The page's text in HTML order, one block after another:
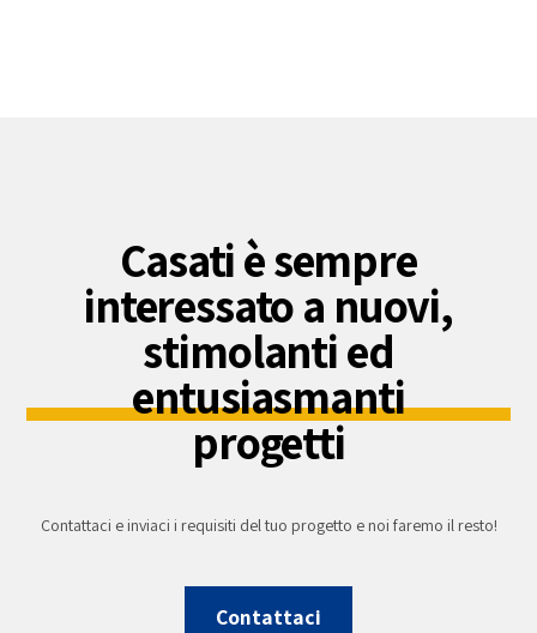
Casati è sempre
interessato a nuovi,
stimolanti ed
entusiasmanti
progetti
Contattaci e inviaci i requisiti del tuo progetto e noi faremo il resto!
Contattaci